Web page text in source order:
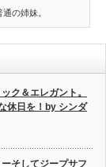
の姉妹。
ク＆エレガント。
休日を！by シンダ
そしてジープサフ